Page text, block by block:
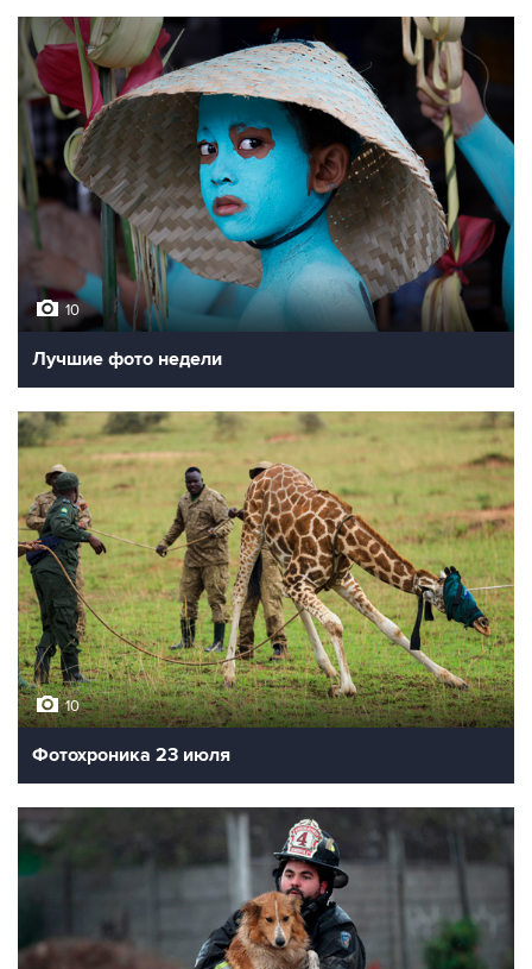
10
Лучшие фото недели
10
Фотохроника 23 июля